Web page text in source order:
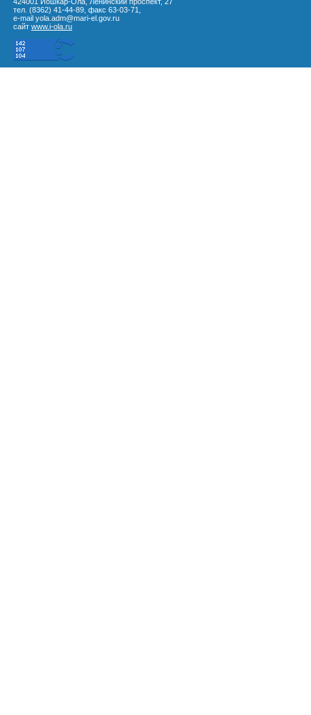
тел. (8362) 41-44-89, факс 63-03-71,
e-mail yola.adm@mari-el.gov.ru
сайт www.i-ola.ru